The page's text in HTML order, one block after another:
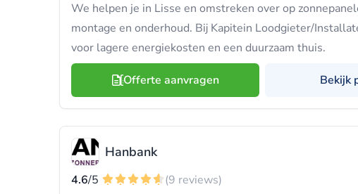
We helpen je in Lisse en omstreken over op
montage en onderhoud. Bij Kapitein Loodgieter/
voor lagere energiekosten en een duurzaam thuis.
Offerte aanvragen Bekijk
Hanbank
4.6/5
(9 reviews)